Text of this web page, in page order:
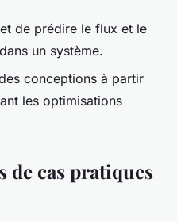
de prédire le flux et le
un système.
conceptions à partir
les optimisations
de cas pratiques